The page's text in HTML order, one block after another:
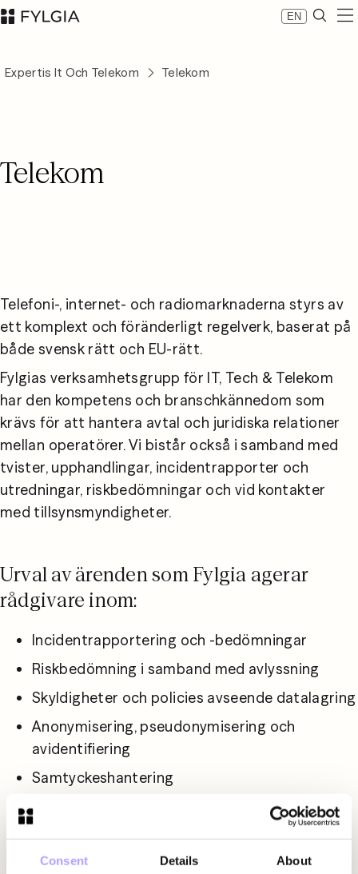
Consent Details About
EN
Medarbetare
08 442 53 00
Hållbarhet
Kontakta oss
Expertis It Och Telekom Telekom
Telekom
Telefoni-, internet- och radiomarknaderna styrs av
ett komplext och föränderligt regelverk, baserat på
både svensk rätt och EU-rätt.
Fylgias verksamhetsgrupp för IT, Tech & Telekom
har den kompetens och branschkännedom som
krävs för att hantera avtal och juridiska relationer
mellan operatörer. Vi bistår också i samband med
tvister, upphandlingar, incidentrapporter och
utredningar, riskbedömningar och vid kontakter
med tillsynsmyndigheter.
Urval av ärenden som Fylgia agerar
rådgivare inom:
Incidentrapportering och -bedömningar
Riskbedömning i samband med avlyssning
Skyldigheter och policies avseende datalagring
Anonymisering, pseudonymisering och
avidentifiering
Samtyckeshantering
Förebyggande och hantering av risker
Konsekvensanalyser av dataöverföringar och
avtal